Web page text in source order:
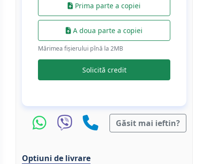
Prima parte a copiei
A doua parte a copiei
Mărimea fișierului pînă la 2МB
Solicită credit
Găsit mai ieftin?
Optiuni de livrare